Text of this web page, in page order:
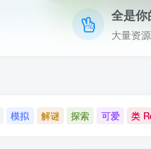
全是你
大量资
模拟 解谜 探索 可爱 类